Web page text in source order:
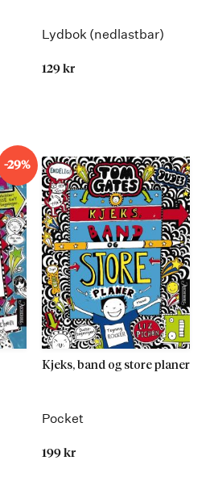
Lydbok (nedlastbar)
129 kr
-29%
Kjeks, band og store planer
Pocket
199 kr